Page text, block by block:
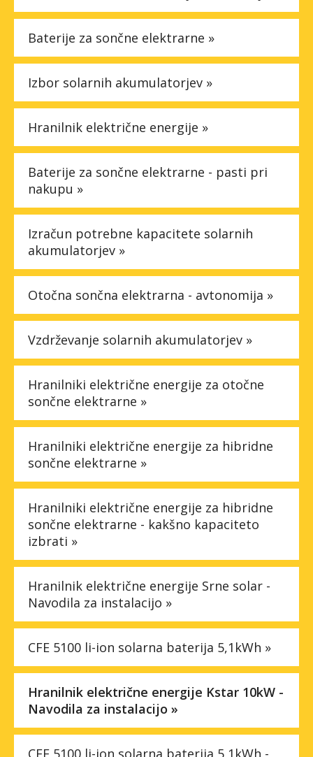
Baterije za sončne elektrarne »
Izbor solarnih akumulatorjev »
Hranilnik električne energije »
Baterije za sončne elektrarne - pasti pri
nakupu »
Izračun potrebne kapacitete solarnih
akumulatorjev »
Otočna sončna elektrarna - avtonomija »
Vzdrževanje solarnih akumulatorjev »
Hranilniki električne energije za otočne
sončne elektrarne »
Hranilniki električne energije za hibridne
sončne elektrarne »
Hranilniki električne energije za hibridne
sončne elektrarne - kakšno kapaciteto
izbrati »
Hranilnik električne energije Srne solar -
Navodila za instalacijo »
CFE 5100 li-ion solarna baterija 5,1kWh »
Hranilnik električne energije Kstar 10kW -
Navodila za instalacijo »
CFE 5100 li-ion solarna baterija 5,1kWh -